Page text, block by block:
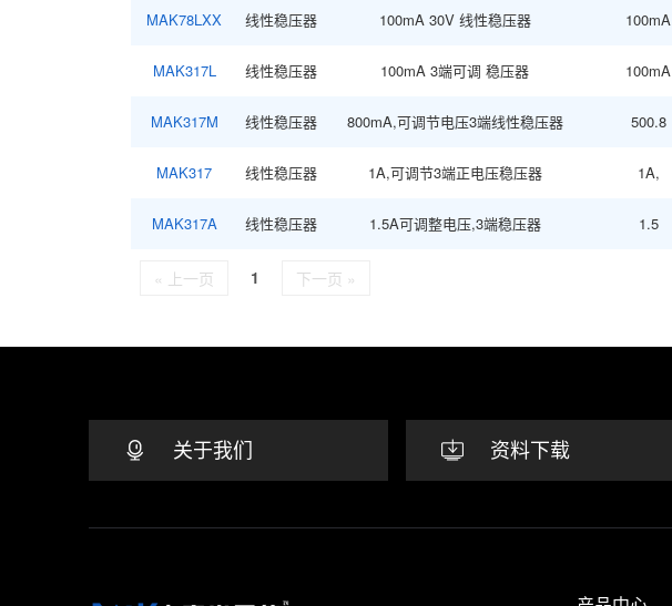
MAK78LXX 线性稳压器 100mA 30V 线性稳压器 100mA
MAK317L 线性稳压器 100mA 3端可调 稳压器 100mA
MAK317M 线性稳压器 800mA,可调节电压3端线性稳压器 500.8
MAK317 线性稳压器 1A,可调节3端正电压稳压器 1A,
MAK317A 线性稳压器 1.5A可调整电压,3端稳压器 1.5
« 上一页 1 下一页 »
关于我们 资料下载